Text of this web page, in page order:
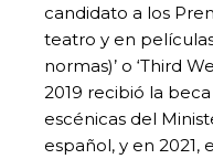
candidato a los
teatro y en
normas)’ o ‘Third
2019 recibió la
escénicas del
español, y en 2021,